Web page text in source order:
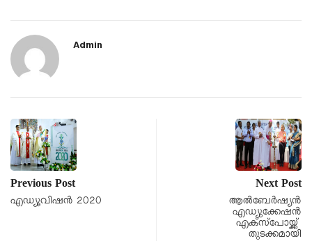
Admin
Previous Post
എഡ്യൂവിഷൻ 2020
Next Post
ആൽബേർഷ്യൻ
എഡ്യുക്കേഷൻ
എക്സ്പോയ്ക്ക്
തുടക്കമായി